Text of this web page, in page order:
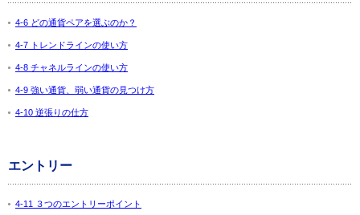
4-6 どの通貨ペアを選ぶのか？
4-7 トレンドラインの使い方
4-8 チャネルラインの使い方
4-9 強い通貨、弱い通貨の見つけ方
4-10 逆張りの仕方
エントリー
4-11 ３つのエントリーポイント